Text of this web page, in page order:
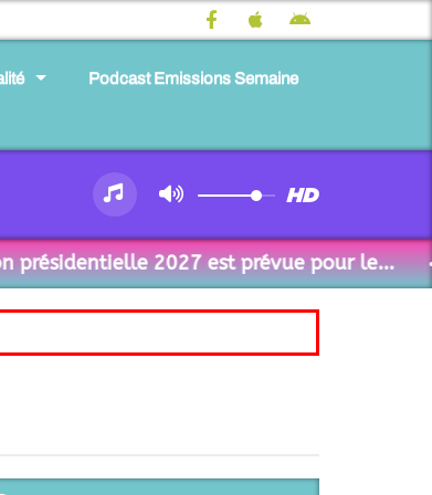
Podcast Emissions Semaine
2027 est prévue pour le...